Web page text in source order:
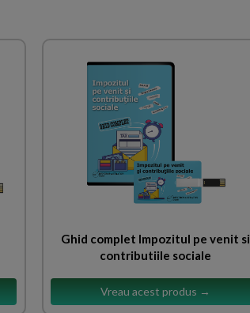
Ghid complet Impozitul pe venit si
contributiile sociale
Vreau acest produs →